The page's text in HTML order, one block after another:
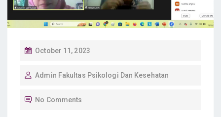
P
S
October 11, 2023
Admin Fakultas Psikologi Dan Kesehatan
No Comments